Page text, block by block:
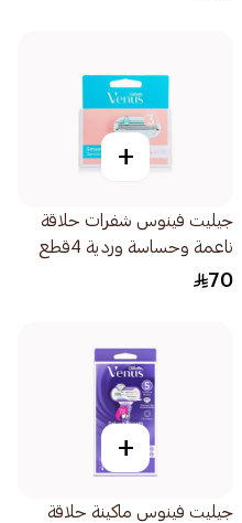
+
جيليت فينوس شفرات حلاقة
ناعمة وحساسة وردية 4قطع
70
+
جيليت فينوس ماكينة حلاقة